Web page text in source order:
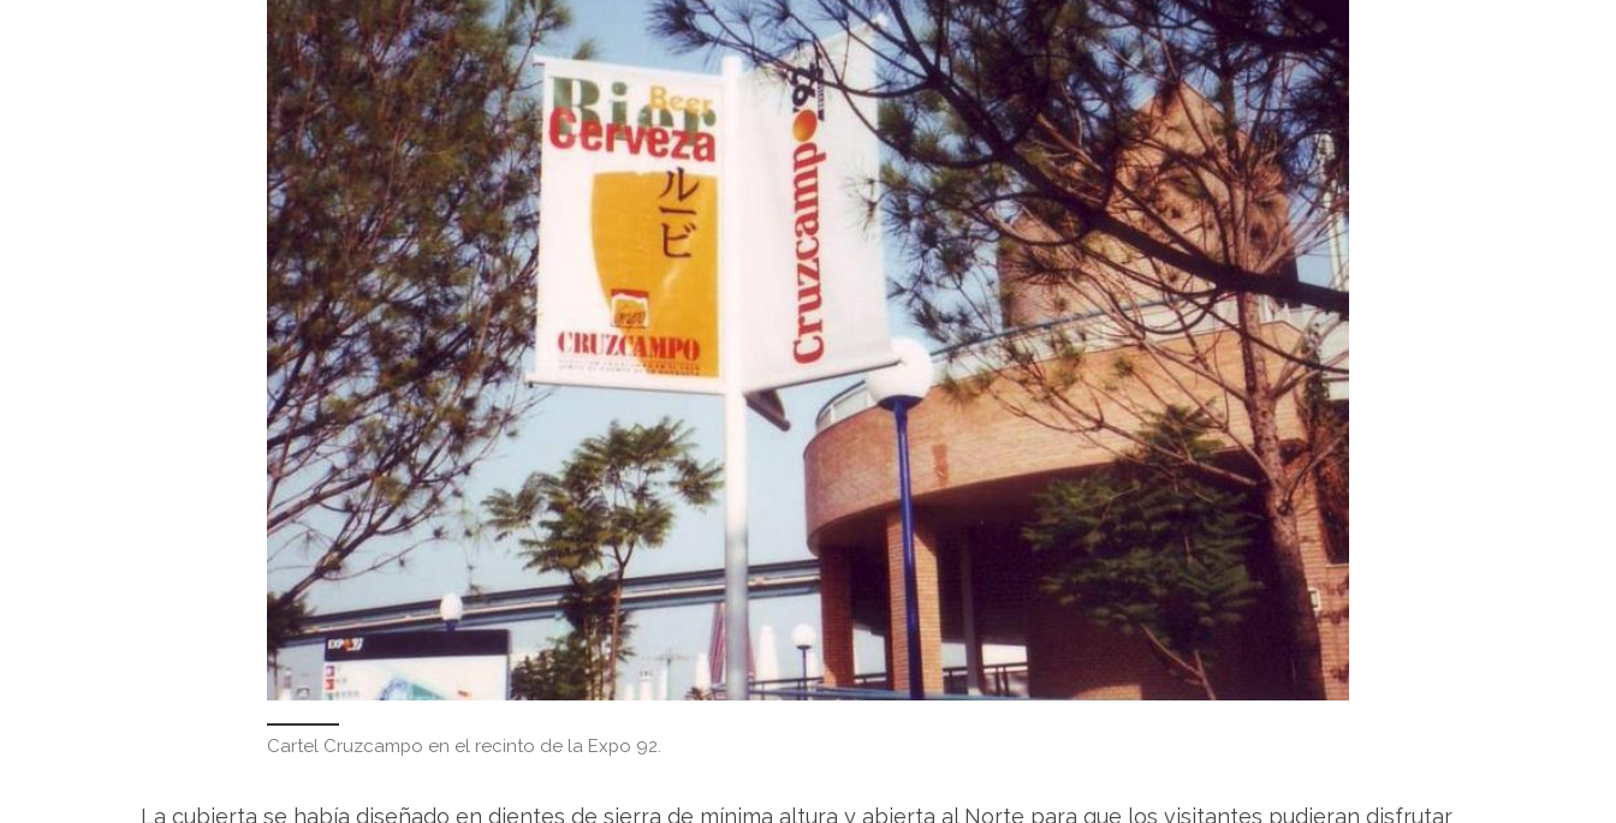
Cartel Cruzcampo en el recinto de la Expo 92.
La cubierta se había diseñado en dientes de sierra de mínima altura y abierta al Norte para que los visitantes pudieran disfrutar